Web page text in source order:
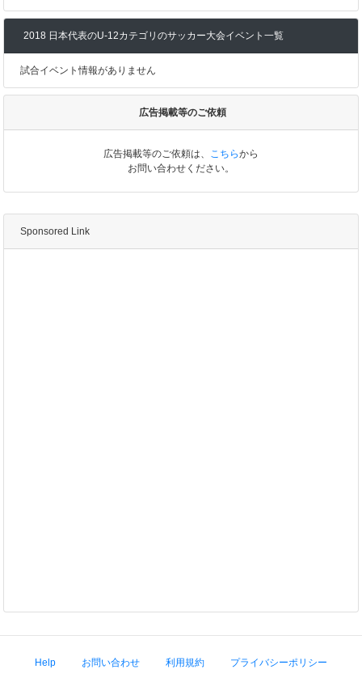
2018 日本代表のU-12カテゴリのサッカー大会イベント一覧
試合イベント情報がありません
広告掲載等のご依頼
広告掲載等のご依頼は、 こちらから
お問い合わせください。
Sponsored Link
Help お問い合わせ 利用規約 プライバシーポリシー